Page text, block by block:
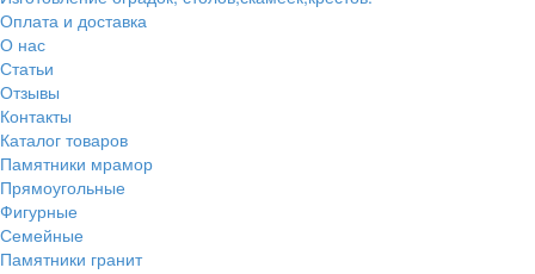
Оплата и доставка
О нас
Статьи
Отзывы
Контакты
Каталог товаров
Памятники мрамор
Прямоугольные
Фигурные
Семейные
Памятники гранит